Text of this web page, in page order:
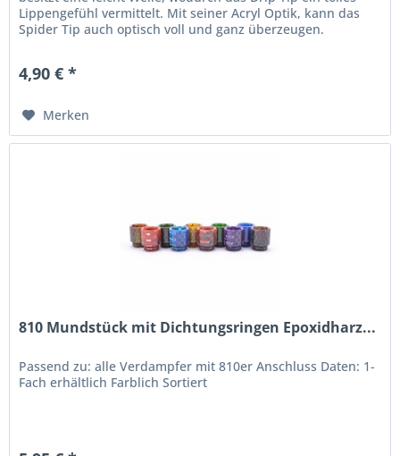
Lippengefühl vermittelt. Mit seiner Acryl Optik, kann das
Spider Tip auch optisch voll und ganz überzeugen.
4,90 € *
Merken
810 Mundstück mit Dichtungsringen Epoxidharz...
Passend zu: alle Verdampfer mit 810er Anschluss Daten: 1-
Fach erhältlich Farblich Sortiert